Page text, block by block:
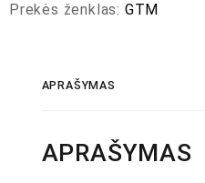
Prekės ženklas: GTM
APRAŠYMAS
APRAŠYMAS